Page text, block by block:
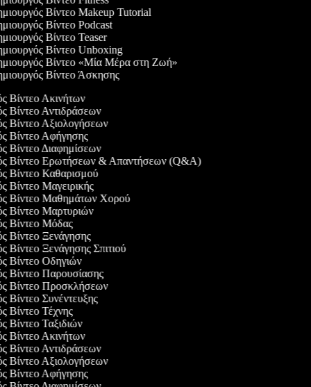
Βίντεο Makeup Tutorial
Βίντεο Podcast
Βίντεο Teaser
Βίντεο Unboxing
Βίντεο «Μία Μέρα στη Ζωή»
Βίντεο Άσκησης
Βίντεο Ακινήτων
Βίντεο Αντιδράσεων
Βίντεο Αξιολογήσεων
Βίντεο Αφήγησης
Βίντεο Διαφημίσεων
Βίντεο Ερωτήσεων & Απαντήσεων (Q&A)
Βίντεο Καθαρισμού
Βίντεο Μαγειρικής
Βίντεο Μαθημάτων Χορού
Βίντεο Μαρτυριών
Βίντεο Μόδας
Βίντεο Ξενάγησης
Βίντεο Ξενάγησης Σπιτιού
Βίντεο Οδηγιών
Βίντεο Παρουσίασης
Βίντεο Προσκλήσεων
Βίντεο Συνέντευξης
Βίντεο Τέχνης
Βίντεο Ταξιδιών
Βίντεο Ακινήτων
Βίντεο Αντιδράσεων
Βίντεο Αξιολογήσεων
Βίντεο Αφήγησης